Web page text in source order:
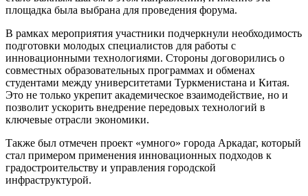
площадка была выбрана для проведения форума.
В рамках мероприятия участники подчеркнули необходимость
подготовки молодых специалистов для работы с
инновационными технологиями. Стороны договорились о
совместных образовательных программах и обменах
студентами между университетами Туркменистана и Китая.
Это не только укрепит академическое взаимодействие, но и
позволит ускорить внедрение передовых технологий в
ключевые отрасли экономики.
Также был отмечен проект «умного» города Аркадаг, который
стал примером применения инновационных подходов к
градостроительству и управления городской
инфраструктурой.